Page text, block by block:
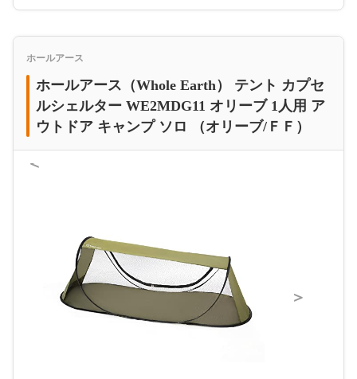
ホールアース
ホールアース（Whole Earth） テント カプセ
ルシェルター WE2MDG11 オリーブ 1人用 ア
ウトドア キャンプ ソロ （オリーブ/ＦＦ）
＜
＞